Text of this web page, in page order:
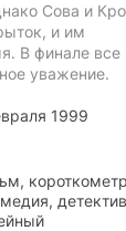
Сова и
и им
В финале все
уважение.
1999